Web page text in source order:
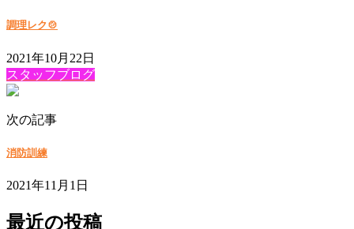
調理レク🍲
2021年10月22日
スタッフブログ
次の記事
消防訓練
2021年11月1日
最近の投稿